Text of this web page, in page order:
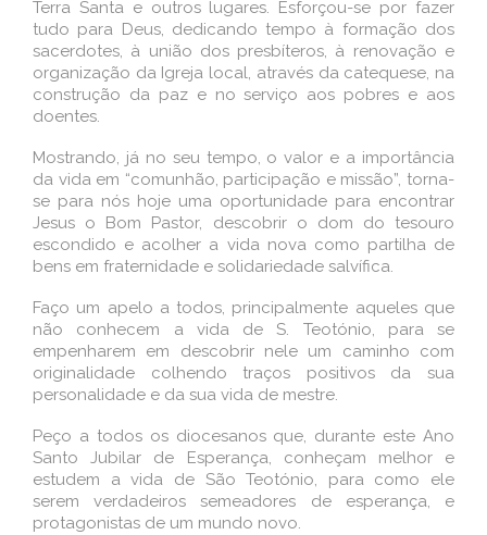
Terra Santa e outros lugares. Esforçou-se por fazer
tudo para Deus, dedicando tempo à formação dos
sacerdotes, à união dos presbíteros, à renovação e
organização da Igreja local, através da catequese, na
construção da paz e no serviço aos pobres e aos
doentes.
Mostrando, já no seu tempo, o valor e a importância
da vida em “comunhão, participação e missão”, torna-
se para nós hoje uma oportunidade para encontrar
Jesus o Bom Pastor, descobrir o dom do tesouro
escondido e acolher a vida nova como partilha de
bens em fraternidade e solidariedade salvífica.
Faço um apelo a todos, principalmente aqueles que
não conhecem a vida de S. Teotónio, para se
empenharem em descobrir nele um caminho com
originalidade colhendo traços positivos da sua
personalidade e da sua vida de mestre.
Peço a todos os diocesanos que, durante este Ano
Santo Jubilar de Esperança, conheçam melhor e
estudem a vida de São Teotónio, para como ele
serem verdadeiros semeadores de esperança, e
protagonistas de um mundo novo.